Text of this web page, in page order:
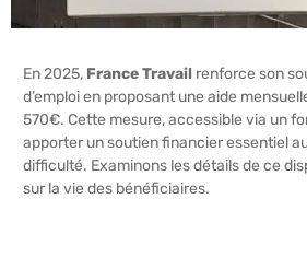
En 2025, France Travail renforce son
d’emploi en proposant une aide
570€. Cette mesure, accessible via un
apporter un soutien financier essentiel
difficulté. Examinons les détails de ce
sur la vie des bénéficiaires.